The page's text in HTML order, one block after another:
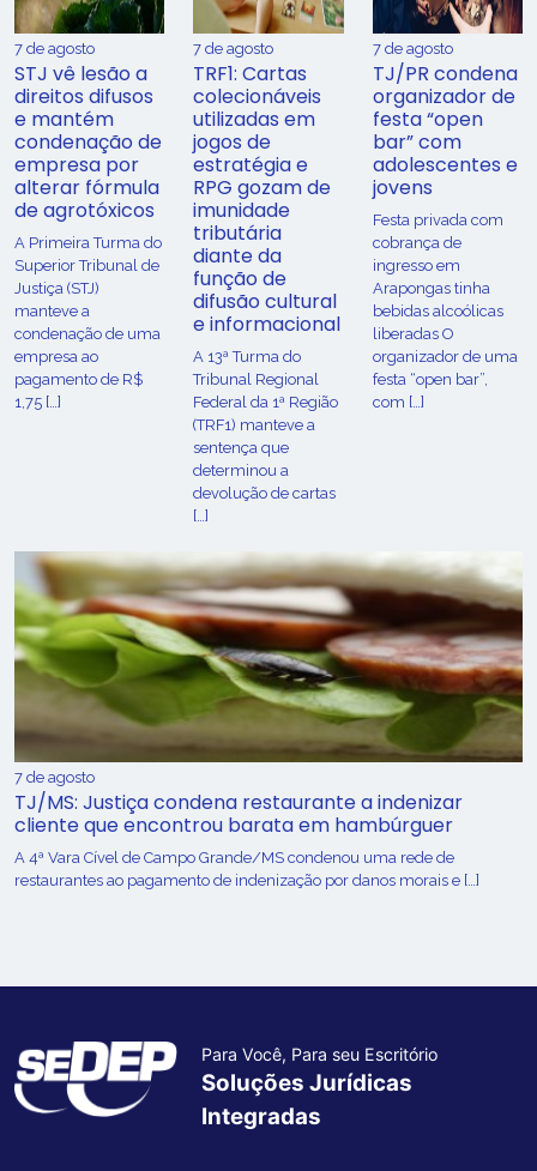
7 de agosto
STJ vê lesão a
direitos difusos
e mantém
condenação de
empresa por
alterar fórmula
de agrotóxicos
​A Primeira Turma do
Superior Tribunal de
Justiça (STJ)
manteve a
condenação de uma
empresa ao
pagamento de R$
1,75 […]
7 de agosto
TRF1: Cartas
colecionáveis
utilizadas em
jogos de
estratégia e
RPG gozam de
imunidade
tributária
diante da
função de
difusão cultural
e informacional
A 13ª Turma do
Tribunal Regional
Federal da 1ª Região
(TRF1) manteve a
sentença que
determinou a
devolução de cartas
[…]
7 de agosto
TJ/PR condena
organizador de
festa “open
bar” com
adolescentes e
jovens
Festa privada com
cobrança de
ingresso em
Arapongas tinha
bebidas alcoólicas
liberadas O
organizador de uma
festa “open bar”,
com […]
7 de agosto
TJ/MS: Justiça condena restaurante a indenizar
cliente que encontrou barata em hambúrguer
A 4ª Vara Cível de Campo Grande/MS condenou uma rede de
restaurantes ao pagamento de indenização por danos morais e […]
Para Você, Para seu Escritório
Soluções Jurídicas
Integradas